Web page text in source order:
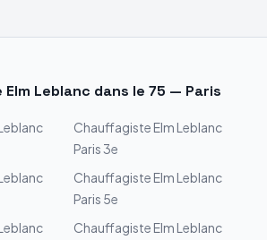
Elm Leblanc dans le 75 — Paris
Chauffagiste Elm Leblanc
Paris 3e
Chauffagiste Elm Leblanc
Paris 5e
Chauffagiste Elm Leblanc